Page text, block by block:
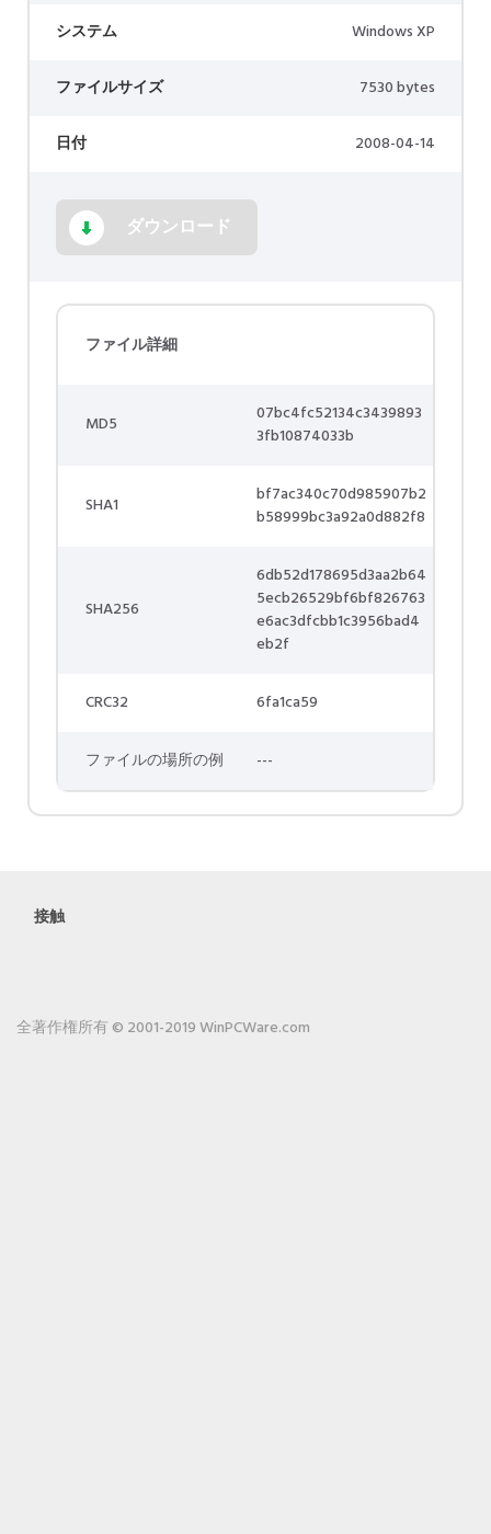
システム Windows XP
ファイルサイズ 7530 bytes
日付 2008-04-14
ダウンロード
ファイル詳細
MD5
07bc4fc52134c3439893
3fb10874033b
SHA1
bf7ac340c70d985907b2
b58999bc3a92a0d882f8
SHA256
6db52d178695d3aa2b64
5ecb26529bf6bf826763
e6ac3dfcbb1c3956bad4
eb2f
CRC32 6fa1ca59
ファイルの場所の例 ---
接触
全著作権所有 © 2001-2019 WinPCWare.com